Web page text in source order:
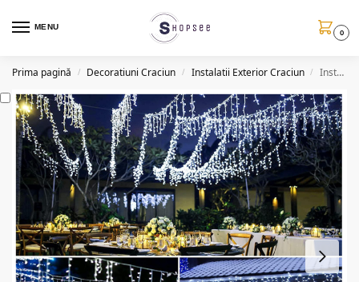
MENU
0
Prima pagină / Decoratiuni Craciun / Instalatii Exterior Craciun / Instalatie luminoasa tip turturi, solara, 12 m, 3 modele